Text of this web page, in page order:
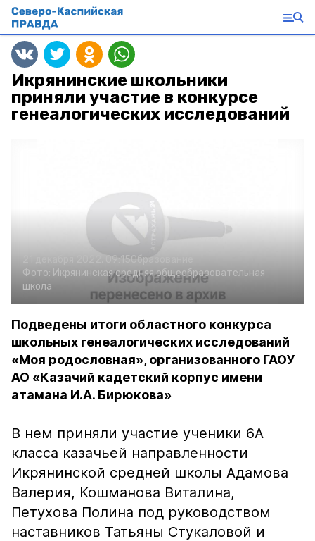
Икрянинские школьники
приняли участие в конкурсе
генеалогических исследований
21 декабря 2022, 09:15 Образование
Фото: Икрянинская средняя общеобразовательная
школа
Подведены итоги областного конкурса
школьных генеалогических исследований
«Моя родословная», организованного ГАОУ
АО «Казачий кадетский корпус имени
атамана И.А. Бирюкова»
В нем приняли участие ученики 6А
класса казачьей направленности
Икрянинской средней школы Адамова
Валерия, Кошманова Виталина,
Петухова Полина под руководством
наставников Татьяны Стукаловой и